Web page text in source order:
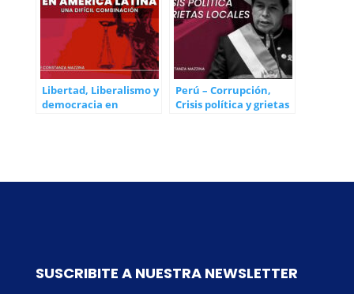
Libertad, Liberalismo y
democracia en
Perú – Corrupción,
Crisis política y grietas
SUSCRIBITE A NUESTRA NEWSLETTER